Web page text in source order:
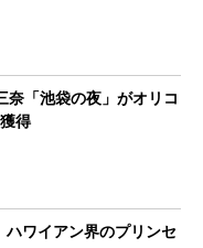
奈「池袋の夜」がオリコ
得
ワイアン界のプリンセ